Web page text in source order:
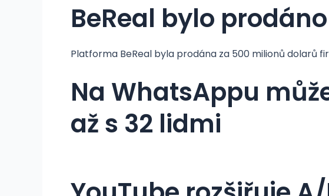
BeReal bylo prodáno
Platforma BeReal byla prodána za 500 milionů dolarů
Na WhatsAppu
až s 32 lidmi